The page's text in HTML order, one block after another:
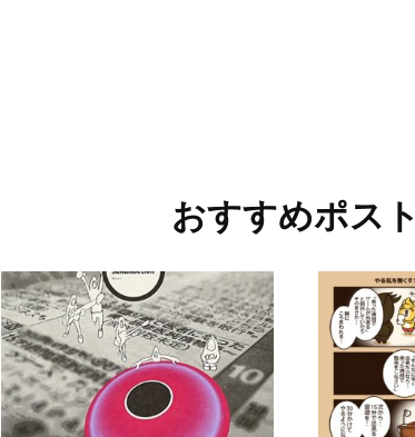
おすすめポスト